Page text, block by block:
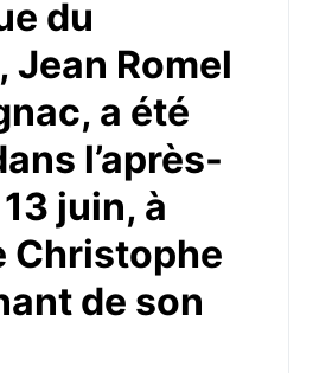
du
Jean Romel
a été
l’après-
juin, à
Christophe
de son